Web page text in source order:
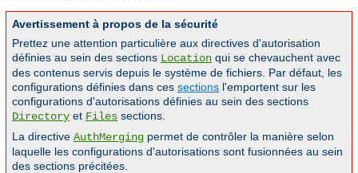
Avertissement à propos de la sécurité
Prettez une attention particulière aux directives d'autorisation
définies au sein des sections Location qui se chevauchent avec
des contenus servis depuis le système de fichiers. Par défaut, les
configurations définies dans ces sections l'emportent sur les
configurations d'autorisations définies au sein des sections
Directory et Files sections.
La directive AuthMerging permet de contrôler la manière selon
laquelle les configurations d'autorisations sont fusionnées au sein
des sections précitées.